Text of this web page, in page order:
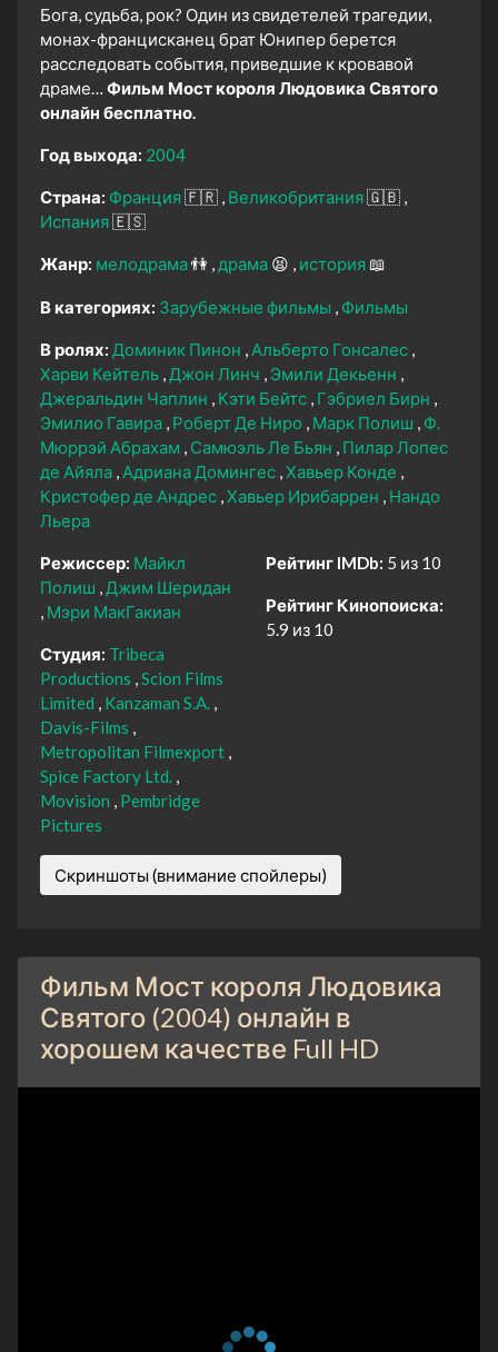
Бога, судьба, рок? Один из свидетелей трагедии,
монах-францисканец брат Юнипер берется
расследовать события, приведшие к кровавой
драме… Фильм Мост короля Людовика Святого
онлайн бесплатно.
Год выхода: 2004
Страна: Франция🇫🇷 Великобритания🇬🇧
Испания🇪🇸
Жанр: мелодрама👫 драма 😫 история 📖
В категориях: Зарубежные фильмы Фильмы
В ролях: Доминик Пинон
Альберто Гонсалес
Харви Кейтель Джон Линч
Эмили Декьенн
Джеральдин Чаплин
Кэти Бейтс Гэбриел Бирн
Эмилио Гавира Роберт Де Ниро Марк Полиш
Ф.
Мюррэй Абрахам
Самюэль Ле Бьян
Пилар Лопес
де Айяла Адриана Домингес Хавьер Конде
Кристофер де Андрес Хавьер Ирибаррен
Нандо
Льера
Режиссер: Майкл
Полиш
Джим Шеридан
Мэри МакГакиан
Студия: Tribeca
Productions Scion Films
Limited
Kanzaman S.A.
Davis-Films
Metropolitan Filmexport
Spice Factory Ltd.
Movision
Pembridge
Pictures
Рейтинг IMDb: 5 из 10
Рейтинг Кинопоиска:
5.9 из 10
Скриншоты (внимание спойлеры)
Фильм Мост короля Людовика
Святого (2004) онлайн в
хорошем качестве Full HD